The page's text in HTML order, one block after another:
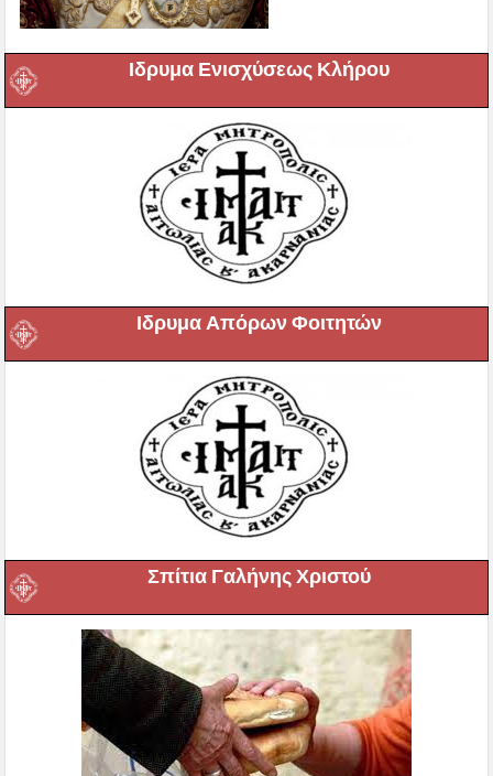
Ιδρυμα Ενισχύσεως Κλήρου
Ιδρυμα Απόρων Φοιτητών
Σπίτια Γαλήνης Χριστού